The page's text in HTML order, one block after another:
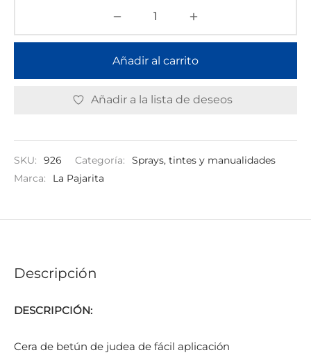
Añadir al carrito
Añadir a la lista de deseos
SKU: 926 Categoría:
Sprays, tintes y manualidades
Marca:
La Pajarita
Descripción
DESCRIPCIÓN:
Cera de betún de judea de fácil aplicación